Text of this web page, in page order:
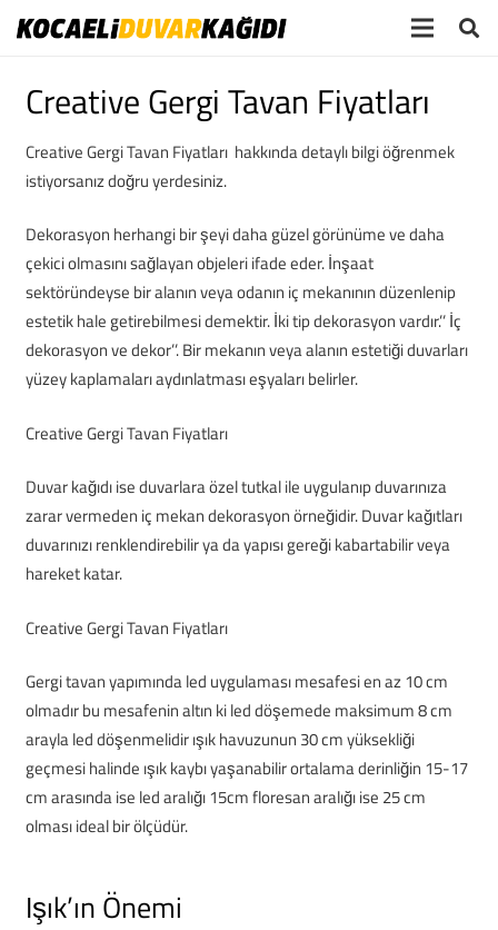
Creative Gergi Tavan Fiyatları
Creative Gergi Tavan Fiyatları hakkında detaylı bilgi öğrenmek
istiyorsanız doğru yerdesiniz.
Dekorasyon herhangi bir şeyi daha güzel görünüme ve daha
çekici olmasını sağlayan objeleri ifade eder. İnşaat
sektöründeyse bir alanın veya odanın iç mekanının düzenlenip
estetik hale getirebilmesi demektir. İki tip dekorasyon vardır.’’ İç
dekorasyon ve dekor’’. Bir mekanın veya alanın estetiği duvarları
yüzey kaplamaları aydınlatması eşyaları belirler.
Creative Gergi Tavan Fiyatları
Duvar kağıdı ise duvarlara özel tutkal ile uygulanıp duvarınıza
zarar vermeden iç mekan dekorasyon örneğidir. Duvar kağıtları
duvarınızı renklendirebilir ya da yapısı gereği kabartabilir veya
hareket katar.
Creative Gergi Tavan Fiyatları
Gergi tavan yapımında led uygulaması mesafesi en az 10 cm
olmadır bu mesafenin altın ki led döşemede maksimum 8 cm
arayla led döşenmelidir ışık havuzunun 30 cm yüksekliği
geçmesi halinde ışık kaybı yaşanabilir ortalama derinliğin 15-17
cm arasında ise led aralığı 15cm floresan aralığı ise 25 cm
olması ideal bir ölçüdür.
Işık’ın Önemi